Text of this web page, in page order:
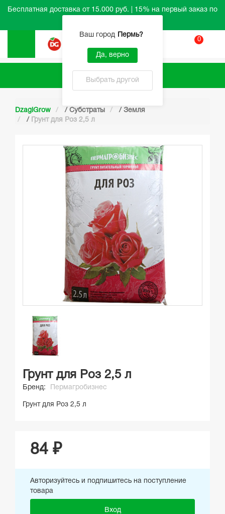
Бесплатная доставка от 15.000 руб. | 15% на первый заказ по
Ваш город Пермь?
Да, верно
Выбрать другой
0
Каталог
DzagiGrow / Субстраты / Земля
/
Грунт для Роз 2,5 л
Грунт для Роз 2,5 л
Бренд: Пермагробизнес
Грунт для Роз 2,5 л
84 ₽
Авторизуйтесь и подпишитесь на поступление
товара
Вход